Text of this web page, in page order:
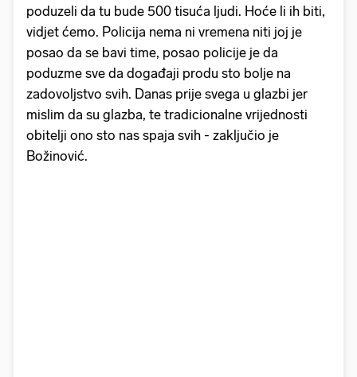
poduzeli da tu bude 500 tisuća ljudi. Hoće li ih biti,
vidjet ćemo. Policija nema ni vremena niti joj je
posao da se bavi time, posao policije je da
poduzme sve da događaji produ sto bolje na
zadovoljstvo svih. Danas prije svega u glazbi jer
mislim da su glazba, te tradicionalne vrijednosti
obitelji ono sto nas spaja svih - zaključio je
Božinović.